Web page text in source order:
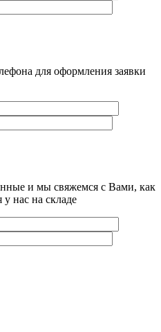
для оформления заявки
и мы свяжемся с Вами, как
нас на складе